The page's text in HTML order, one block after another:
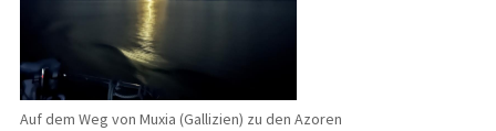
Auf dem Weg von Muxia (Gallizien) zu den Azoren